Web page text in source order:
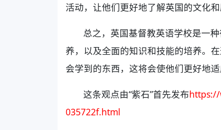
活动，让他们更好地了解英国的文化和
总之，英国基督教英语学校是一
养，以及全面的知识和技能的培养。
会学到的东西，这将会使他们更好地适
这条观点由“紫石”首先发布
035722f.html